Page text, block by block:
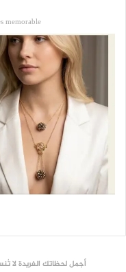
memorable
أجمل لحظاتك الفريدة لا